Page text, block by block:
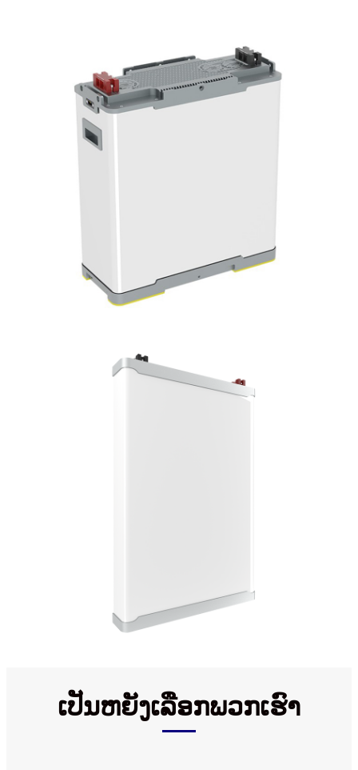
ເປັນຫຍັງເລືອກພວກເຮົາ